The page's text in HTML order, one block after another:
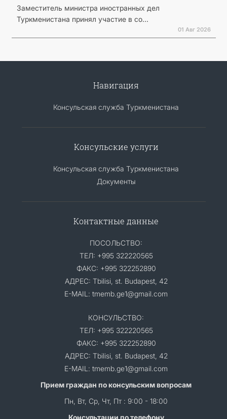
Заместитель министра иностранных дел
Туркменистана принял участие в со...
01 Авг 2026
Навигация
Консульская служба Туркменистана
Консульские услуги
Консульская служба Туркменистана
Документы
Контактные данные
ПОСОЛЬСТВО:
ТЕЛ: +995 322220565
ФАКС: +995 322252890
АДРЕС: Tbilisi, st. Budapest, 42
E-MAIL: tmemb.ge1@gmail.com
КОНСУЛЬСТВО:
ТЕЛ: +995 322220565
ФАКС: +995 322252890
АДРЕС: Tbilisi, st. Budapest, 42
E-MAIL: tmemb.ge1@gmail.com
Прием граждан по консульским вопросам
Пн, Вт, Ср, Чт, Пт : 9:00 - 18:00
Консультации по телефону